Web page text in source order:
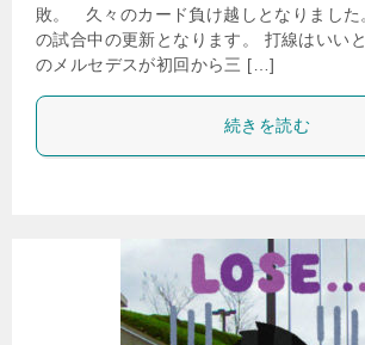
敗。 久々のカード負け越しとなりまし
の試合中の更新となります。 打線はいい
のメルセデスが初回から三 […]
続きを読む